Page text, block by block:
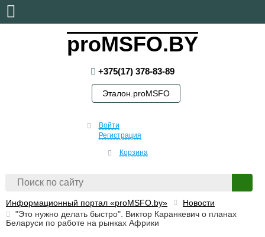
proMSFO.BY
+375(17) 378-83-89
Эталон.proMSFO
Войти
Регистрация
Корзина
Информационный портал «proMSFO.by»
Новости
"Это нужно делать быстро". Виктор Каранкевич о планах
Беларуси по работе на рынках Африки